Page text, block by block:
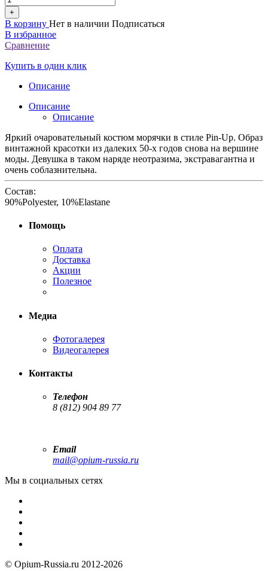
+
В корзину Нет в наличии Подписаться
В избранное
Сравнение
Купить в один клик
Описание
Описание
Описание
Яркий очаровательный костюм морячки в стиле Pin-Up. Образ
винтажной красотки из далеких 50-х годов снова на вершине
моды. Девушка в таком наряде неотразима, экстравагантна и
очень соблазнительна.
Состав:
90%Polyester, 10%Elastane
Помощь
Оплата
Доставка
Акции
Полезное
Медиа
Фотогалерея
Видеогалерея
Контакты
Телефон
8 (812) 904 89 77
Email
mail@opium-russia.ru
Мы в социальных сетях
© Opium-Russia.ru 2012-2026